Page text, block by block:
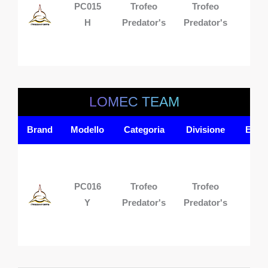
PC015
H
Trofeo
Predator's
Trofeo
Predator's
LOMEC TEAM
Brand Modello Categoria Divisione
PC016
Y
Trofeo
Predator's
Trofeo
Predator's